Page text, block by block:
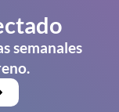
semanales